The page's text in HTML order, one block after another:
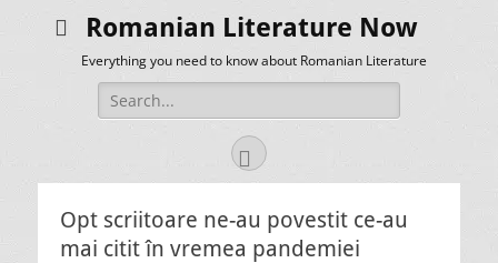
Romanian Literature Now
Everything you need to know about Romanian Literature
Search
for:
Facebook
Opt scriitoare ne-au povestit ce-au
mai citit în vremea pandemiei